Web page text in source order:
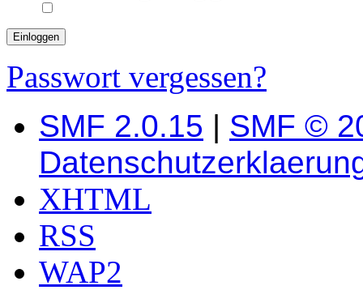
Passwort vergessen?
SMF 2.0.15 | SMF ©
XHTML
RSS
WAP2